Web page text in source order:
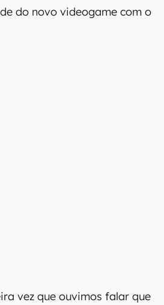
do novo videogame com o
vez que ouvimos falar que